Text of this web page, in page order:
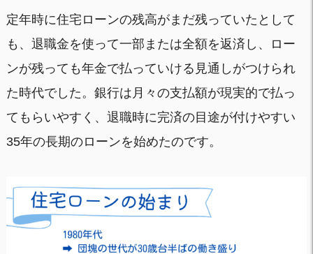
定年時に住宅ローンの残高がまだ残っていたとして
も、退職金を使って一部または全額を返済し、ロー
ンが残っても年金で払っていける見通しがつけられ
た時代でした。銀行は月々の支払額が現実的で払っ
てもらいやすく、退職時に完済の目途が付けやすい
35年の長期のローンを始めたのです。